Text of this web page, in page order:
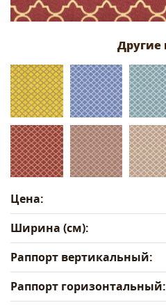
Цена:
Ширина (см):
Раппорт вертикальный:
Раппорт горизонтальный: